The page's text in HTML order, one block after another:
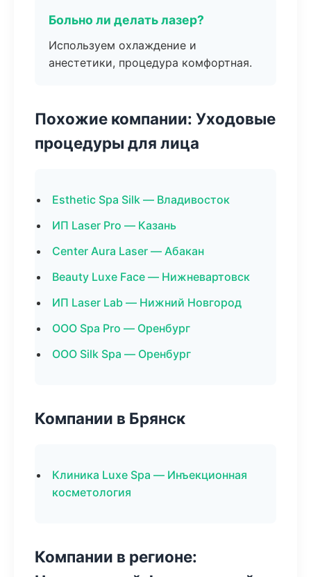
Больно ли делать лазер?
Используем охлаждение и
анестетики, процедура комфортная.
Похожие компании: Уходовые
процедуры для лица
Esthetic Spa Silk — Владивосток
ИП Laser Pro — Казань
Center Aura Laser — Абакан
Beauty Luxe Face — Нижневартовск
ИП Laser Lab — Нижний Новгород
ООО Spa Pro — Оренбург
ООО Silk Spa — Оренбург
Компании в Брянск
Клиника Luxe Spa — Инъекционная
косметология
Компании в регионе: